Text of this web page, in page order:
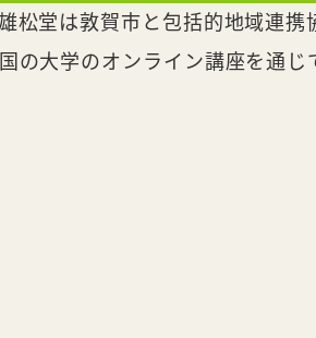
松堂は敦賀市と包括的地域連携
の大学のオンライン講座を通じ